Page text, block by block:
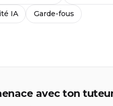
IA Garde-fous
avec ton